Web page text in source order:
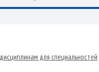
для специальностей